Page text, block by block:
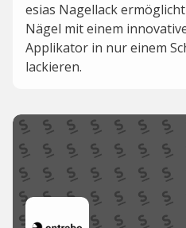
esias Nagellack
Nägel mit einem
Applikator in nur einem
lackieren.